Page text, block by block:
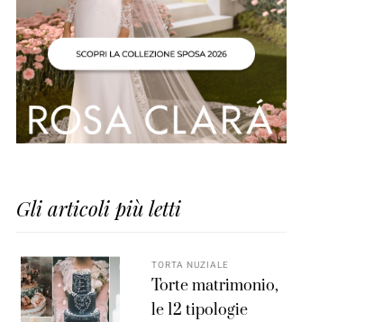
Gli articoli più letti
TORTA NUZIALE
Torte matrimonio,
le 12 tipologie